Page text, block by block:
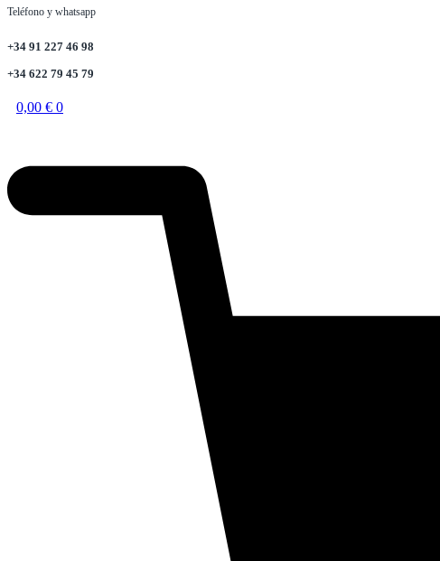
Teléfono y whatsapp
+34 91 227 46 98
+34 622 79 45 79
0,00 € 0